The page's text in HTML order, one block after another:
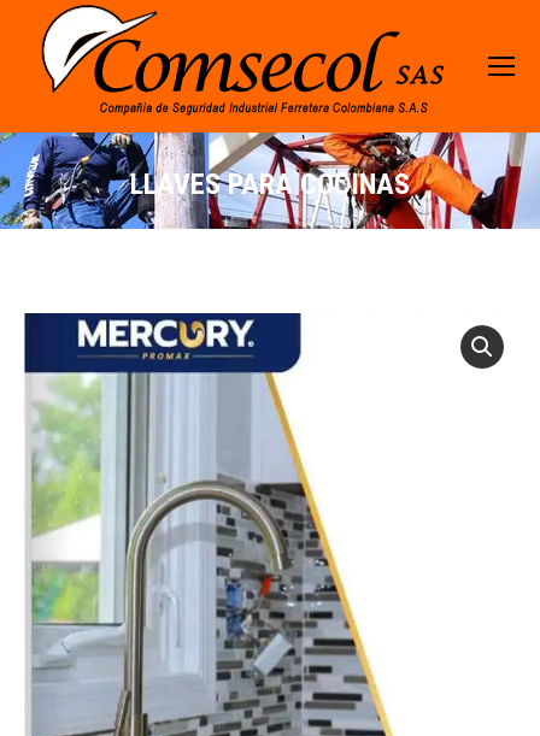
LLAVES PARA COCINAS